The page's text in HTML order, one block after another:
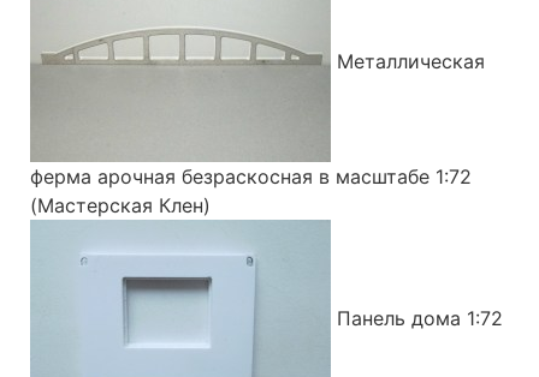
Металлическая
ферма арочная безраскосная в масштабе 1:72
(Мастерская Клен)
Панель дома 1:72